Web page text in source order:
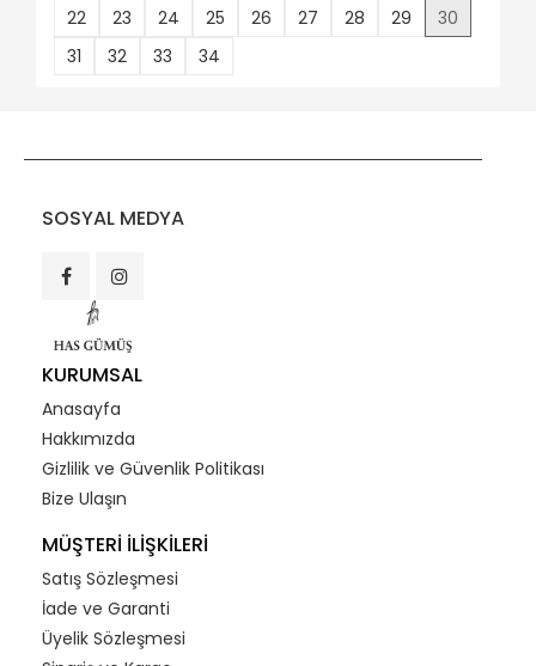
22
23 24 25 26 27 28 29
30
31
32 33 34
SOSYAL MEDYA
KURUMSAL
Anasayfa
Hakkımızda
Gizlilik ve Güvenlik Politikası
Bize Ulaşın
MÜŞTERİ İLİŞKİLERİ
Satış Sözleşmesi
İade ve Garanti
Üyelik Sözleşmesi